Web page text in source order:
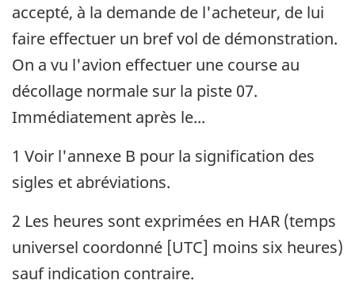
accepté, à la demande de l'acheteur, de lui
faire effectuer un bref vol de démonstration.
On a vu l'avion effectuer une course au
décollage normale sur la piste 07.
Immédiatement après le...
1 Voir l'annexe B pour la signification des
sigles et abréviations.
2 Les heures sont exprimées en HAR (temps
universel coordonné [UTC] moins six heures)
sauf indication contraire.